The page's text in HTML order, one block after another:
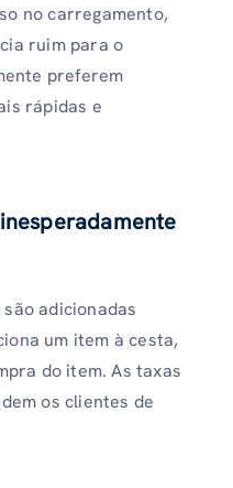
no carregamento,
ruim para o
preferem
rápidas e
adicionadas
um item à cesta,
do item. As taxas
os clientes de